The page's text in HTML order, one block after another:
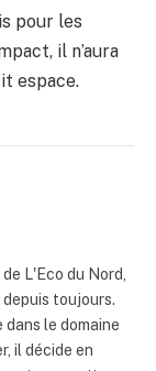
pour les
il n’aura
espace.
L'Eco du Nord,
toujours.
dans le domaine
il décide en